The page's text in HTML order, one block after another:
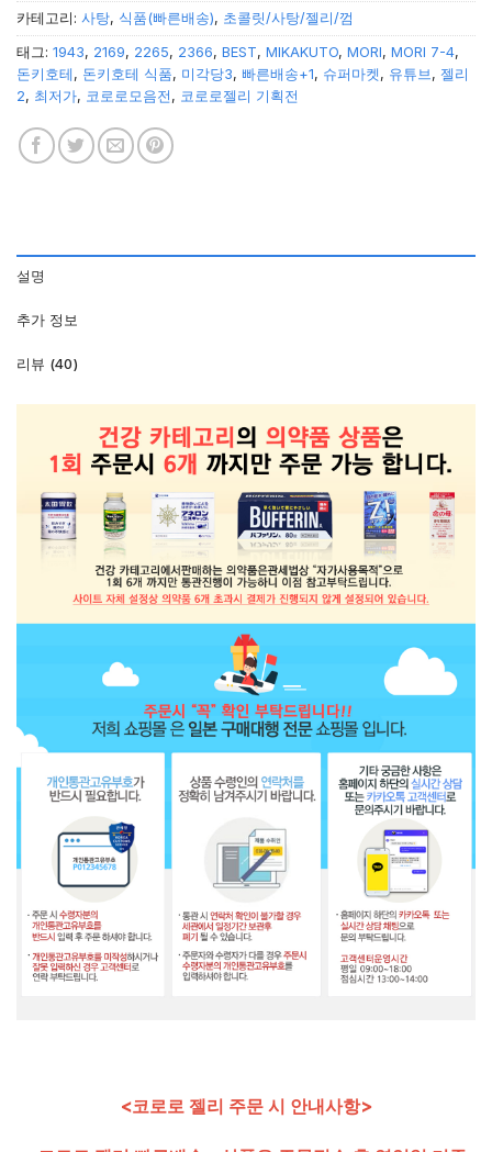
카테고리: 사탕, 식품(빠른배송), 초콜릿/사탕/젤리/껌
태그: 1943, 2169, 2265, 2366, BEST, MIKAKUTO, MORI, MORI 7-4,
돈키호테 , 돈키호테 식품, 미각당3, 빠른배송+1, 슈퍼마켓 , 유튜브, 젤리
2, 최저가, 코로로모음전 , 코로로젤리 기획전
설명
추가 정보
리뷰 (40)
<코로로 젤리 주문 시 안내사항>